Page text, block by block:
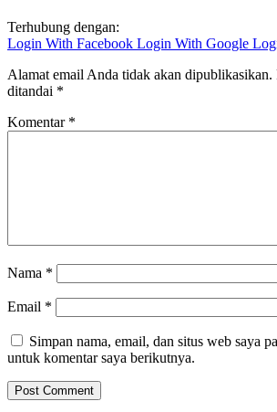
Terhubung dengan:
Login With Facebook Login With Google
Alamat email Anda tidak akan dipublikasikan.
ditandai *
Komentar *
Nama *
Email *
Simpan nama, email, dan situs web saya
untuk komentar saya berikutnya.